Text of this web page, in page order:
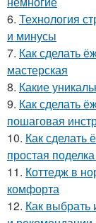
6. Технология
и минусы
7. Как сделать
мастерская
8. Какие
9. Как сделать
пошаговая
10. Как сделать
простая
11. Коттедж в
комфорта
12. Как выбрать